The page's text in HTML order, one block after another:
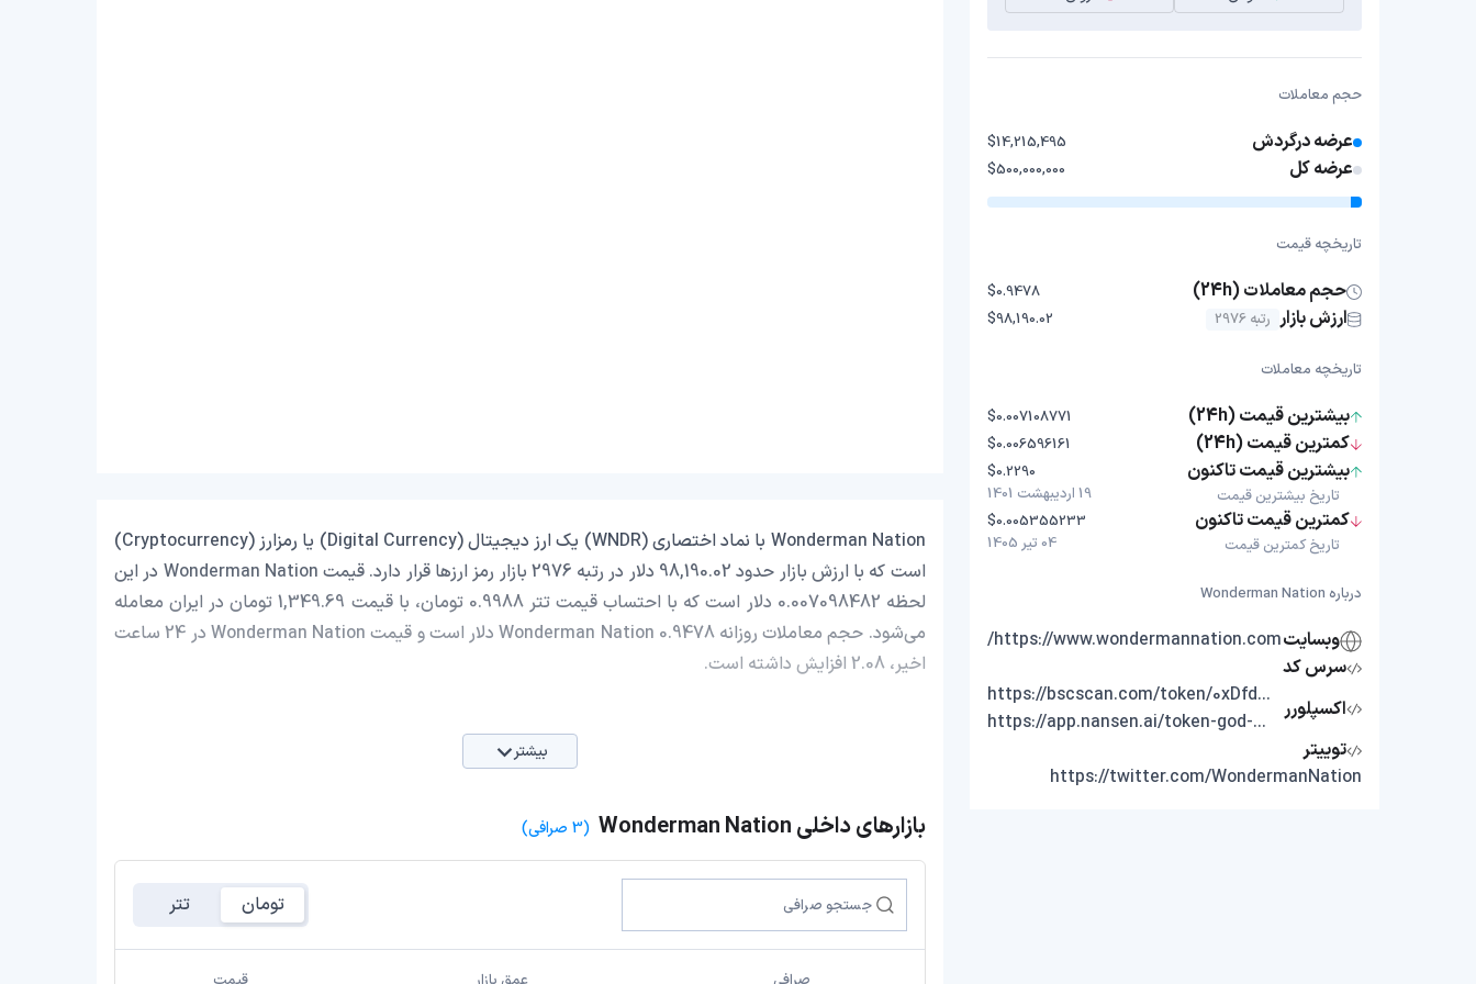
حجم معاملات
عرضه درگردش $14,215,495
عرضه کل $500,000,000
تاریخچه قیمت
حجم معاملات (24h) $0.9478
ارزش بازار رتبه 2976 $98,190.02
تاریخچه معاملات
بیشترین قیمت (24h) $0.007108771
کمترین قیمت (24h) $0.006596161
بیشترین قیمت تاکنون
تاریخ بیشترین قیمت
$0.2290
19 اردیبهشت 1401
کمترین قیمت تاکنون
تاریخ کمترین قیمت
$0.005355233
04 تیر 1405
درباره Wonderman Nation
وبسایتhttps://www.wondermannation.com/
سرس کد
اکسپلورر
https://bscscan.com/token/0xDfd7b0dD7Bf1012DfDf3307a964c36b972300Ac8
https://app.nansen.ai/token-god-mode?chain=bnb&tab=transactions&tokenAddress=0xDfd7b0dD7Bf1012DfDf3307a964c36b972300Ac8
توییتر
https://twitter.com/WondermanNation
Wonderman Nation با نماد اختصاری (WNDR) یک ارز دیجیتال (Digital Currency) یا رمزارز (Cryptocurrency)
است که با ارزش بازار حدود 98,190.02 دلار در رتبه 2976 بازار رمز ارزها قرار دارد. قیمت Wonderman Nation در این
لحظه 0.007098482 دلار است که با احتساب قیمت تتر 0.9988 تومان، با قیمت 1,349.69 تومان در ایران معامله
می‌شود. حجم معاملات روزانه Wonderman Nation 0.9478 دلار است و قیمت Wonderman Nation در 24 ساعت
اخیر، 2.08 افزایش داشته است.
بیشتر
بازارهای داخلی Wonderman Nation (3 صرافی)
تومان تتر